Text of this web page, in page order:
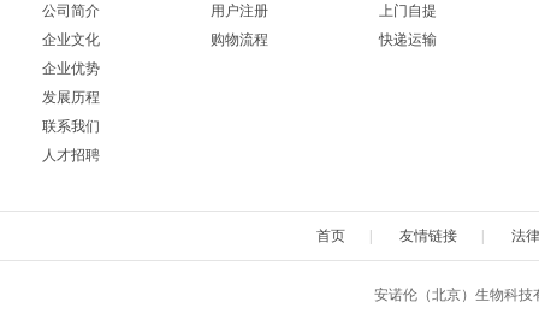
公司简介
企业文化
企业优势
发展历程
联系我们
人才招聘
用户注册
购物流程
上门自提
快递运输
首页 友情链接 法
安诺伦（北京）生物科技